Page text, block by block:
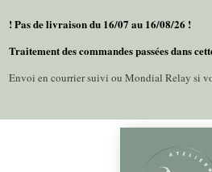
! Pas de livraison du 16/07 au 16/08/26 !
Traitement des commandes passées dans
Envoi en courrier suivi ou Mondial Relay si